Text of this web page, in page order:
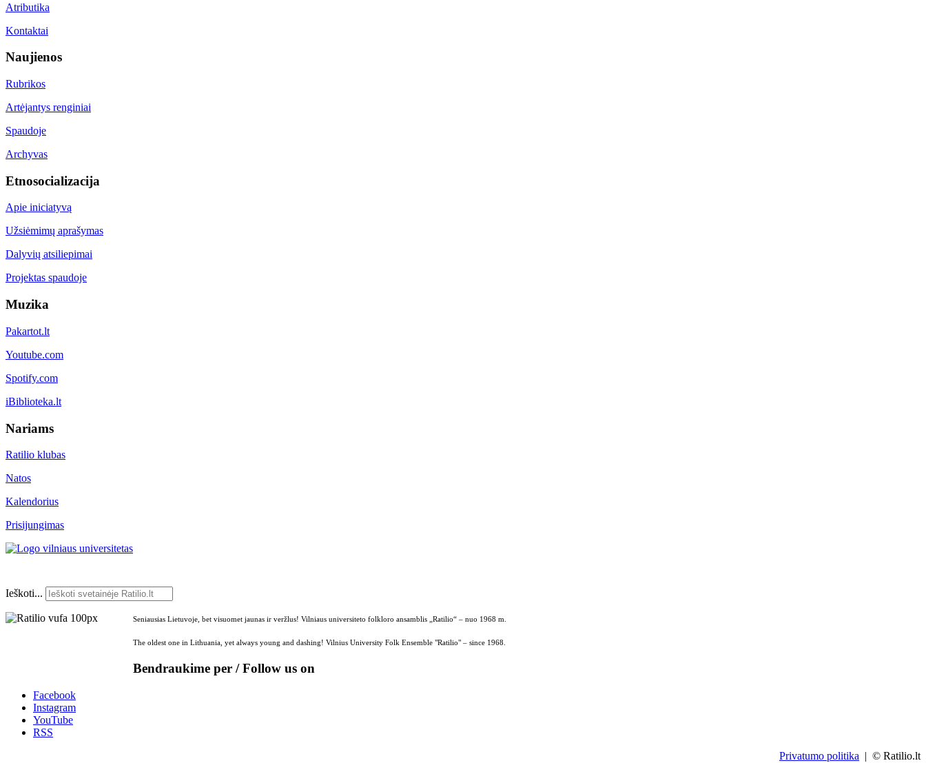
Atributika
Kontaktai
Naujienos
Rubrikos
Artėjantys renginiai
Spaudoje
Archyvas
Etnosocializacija
Apie iniciatyvą
Užsiėmimų aprašymas
Dalyvių atsiliepimai
Projektas spaudoje
Muzika
Pakartot.lt
Youtube.com
Spotify.com
iBiblioteka.lt
Nariams
Ratilio klubas
Natos
Kalendorius
Prisijungimas
Ieškoti...
Seniausias Lietuvoje, bet visuomet jaunas ir veržlus! Vilniaus universiteto folkloro ansamblis „Ratilio“ – nuo 1968 m.
The oldest one in Lithuania, yet always young and dashing! Vilnius University Folk Ensemble "Ratilio" – since 1968.
Bendraukime per / Follow us on
Facebook
Instagram
YouTube
RSS
Privatumo politika | © Ratilio.lt